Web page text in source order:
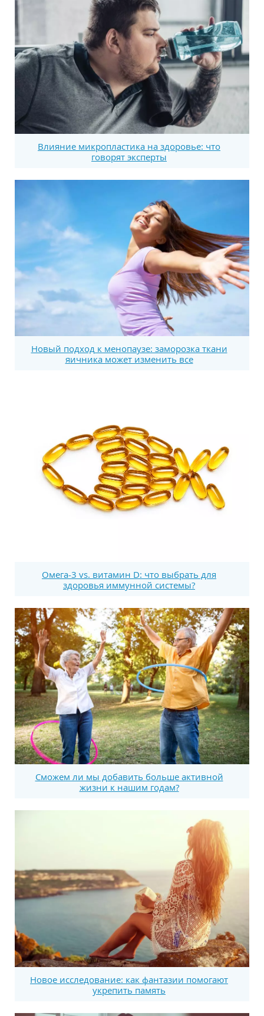
Влияние микропластика на здоровье: что
говорят эксперты
Новый подход к менопаузе: заморозка ткани
яичника может изменить все
Омега-3 vs. витамин D: что выбрать для
здоровья иммунной системы?
Сможем ли мы добавить больше активной
жизни к нашим годам?
Новое исследование: как фантазии помогают
укрепить память